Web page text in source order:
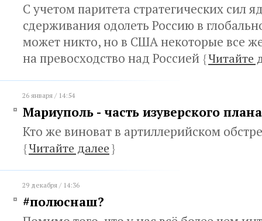
С учетом паритета стратегических сил
сдерживания одолеть Россию в
может никто, но в США некоторые все
на превосходство над Россией {Читайте
26 января / 14:54
Мариуполь - часть изуверского
Кто же виноват в артиллерийском
{Читайте далее}
29 декабря / 14:36
#полюснаш?